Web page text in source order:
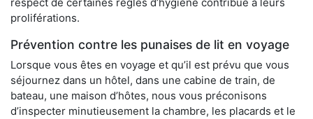
proliférations.
Prévention contre les punaises de lit en voyage
Lorsque vous êtes en voyage et qu’il est prévu que vous
séjournez dans un hôtel, dans une cabine de train, de
bateau, une maison d’hôtes, nous vous préconisons
d’inspecter minutieusement la chambre, les placards et le